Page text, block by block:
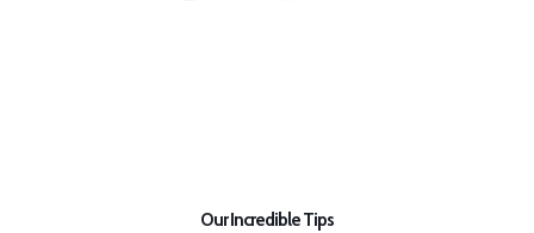
Our Incredible Tips